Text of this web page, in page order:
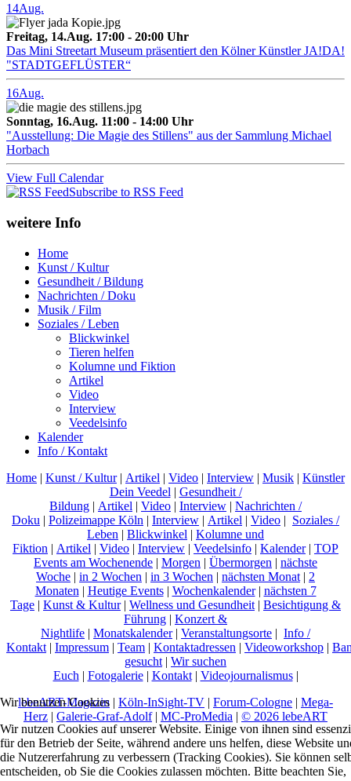
14Aug.
Freitag, 14.Aug. 17:00 - 20:00 Uhr
Das Mini Streetart Museum präsentiert den Kölner Künstler JA!DA!
"STADTGEFLÜSTER“
16Aug.
Sonntag, 16.Aug. 11:00 - 14:00 Uhr
"Ausstellung: Die Magie des Stillens" aus der Sammlung Michael
Horbach
View Full Calendar
Subscribe to RSS Feed
weitere Info
Home
Kunst / Kultur
Gesundheit / Bildung
Nachrichten / Doku
Musik / Film
Soziales / Leben
Blickwinkel
Tieren helfen
Kolumne und Fiktion
Artikel
Video
Interview
Veedelsinfo
Kalender
Info / Kontakt
Home | Kunst / Kultur| Artikel | Video | Interview | Musik | Künstler
Dein Veedel | Gesundheit /
Bildung | Artikel | Video | Interview | Nachrichten /
Doku | Polizeimappe Köln | Interview | Artikel | Video | Soziales /
Leben | Blickwinkel | Kolumne und
Fiktion | Artikel | Video | Interview | Veedelsinfo | Kalender| TOP
Events am Wochenende | Morgen | Übermorgen | nächste
Woche | in 2 Wochen | in 3 Wochen | nächsten Monat | 2
Monaten | Heutige Events| Wochenkalender| nächsten 7
Tage | Kunst & Kultur| Wellness und Gesundheit | Besichtigung &
Führung | Konzert &
Nightlife | Monatskalender| Veranstaltungsorte | Info /
Kontakt | Impressum | Team | Kontaktadressen | Videoworkshop |
gesucht | Wir suchen
Euch | Fotogalerie| Kontakt| Videojournalismus|
lebeART-Magazin | Köln-InSight-TV | Forum-Cologne | Mega-
Herz | Galerie-Graf-Adolf| MC-ProMedia | © 2026 lebeART
Wir benutzen Cookies
Wir nutzen Cookies auf unserer Website. Einige von ihnen sind
für den Betrieb der Seite, während andere uns helfen, diese Website
die Nutzererfahrung zu verbessern (Tracking Cookies). Sie können
entscheiden, ob Sie die Cookies zulassen möchten. Bitte beachten Sie,